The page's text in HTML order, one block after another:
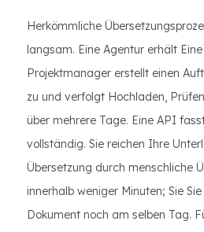
Herkömmliche
langsam. Eine Agentur erhält
Projektmanager erstellt einen
zu und verfolgt Hochladen,
über mehrere Tage. Eine API
vollständig. Sie reichen Ihre
Übersetzung durch menschliche
innerhalb weniger Minuten; Sie
Dokument noch am selben Tag.